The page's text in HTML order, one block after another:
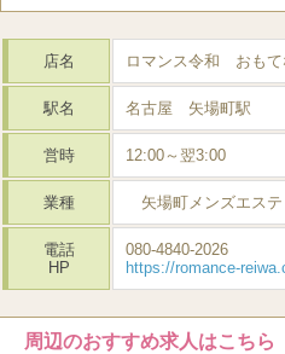
店名 ロマンス令和 おも
駅名 名古屋 矢場町駅
営時 12:00～翌3:00
業種 矢場町メンズエステ
電話
HP
080-4840-2026
https://romance-
周辺のおすすめ求人はこちら